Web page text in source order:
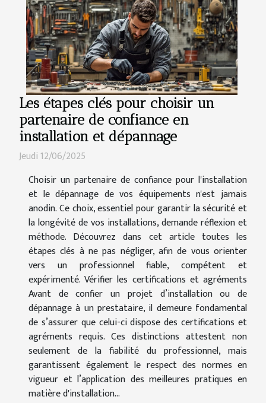
Les étapes clés pour choisir un
partenaire de confiance en
installation et dépannage
Jeudi 12/06/2025
Choisir un partenaire de confiance pour l'installation
et le dépannage de vos équipements n'est jamais
anodin. Ce choix, essentiel pour garantir la sécurité et
la longévité de vos installations, demande réflexion et
méthode. Découvrez dans cet article toutes les
étapes clés à ne pas négliger, afin de vous orienter
vers un professionnel fiable, compétent et
expérimenté. Vérifier les certifications et agréments
Avant de confier un projet d’installation ou de
dépannage à un prestataire, il demeure fondamental
de s’assurer que celui-ci dispose des certifications et
agréments requis. Ces distinctions attestent non
seulement de la fiabilité du professionnel, mais
garantissent également le respect des normes en
vigueur et l’application des meilleures pratiques en
matière d'installation...